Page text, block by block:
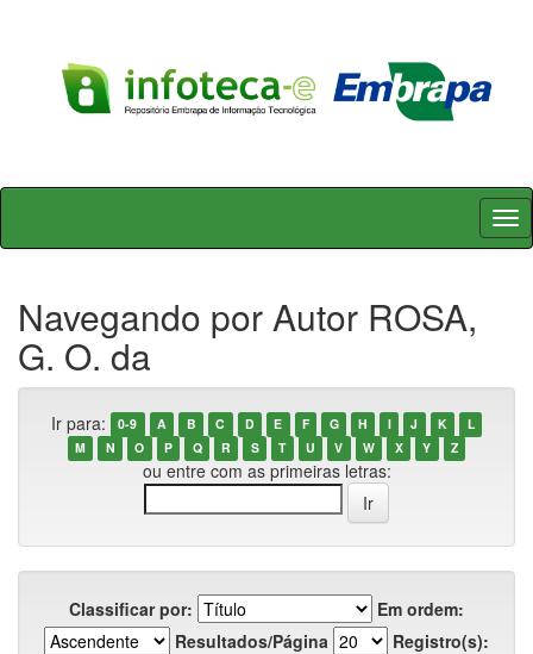
Skip
Navegando por Autor ROSA,
G. O. da
Ir para: 0-9 A B C D E F G H I J K
L
M
N O P Q R S T U V W X Y Z
ou entre com as primeiras letras:
Classificar por:
Em ordem:
Resultados/Página
Registro(s):